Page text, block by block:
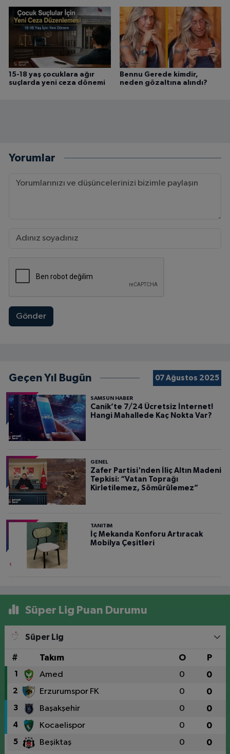
15-18 yaş çocuklara ağır
suçlarda yeni ceza dönemi
Bennu Gerede kimdir,
neden gözaltına alındı?
Yorumlar
Gönder
Geçen Yıl Bugün 07 Ağustos 2025
SAMSUN HABER
Canik’te 7/24 Ücretsiz İnternet!
Hangi Mahallede Kaç Nokta Var?
GENEL
Zafer Partisi'nden İliç Altın Madeni
Tepkisi: “Vatan Toprağı
Kirletilemez, Sömürülemez”
TANITIM
İç Mekanda Konforu Artıracak
Mobilya Çeşitleri
Süper Lig Puan Durumu
Süper Lig
# Takım O P
1 Amed 0 0
2 Erzurumspor FK 0 0
3 Başakşehir 0 0
4 Kocaelispor 0 0
5 Beşiktaş 0 0